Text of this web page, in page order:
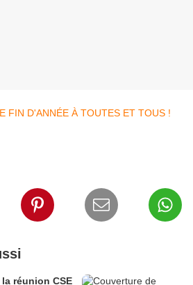
réunion CSE